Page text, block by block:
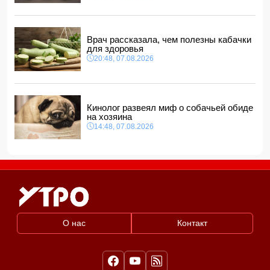
Врач рассказала, чем полезны кабачки
для здоровья
20:48, 07.08.2026
Кинолог развеял миф о собачьей обиде
на хозяина
14:48, 07.08.2026
О нас Контакт